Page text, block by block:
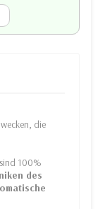
die
100%
des